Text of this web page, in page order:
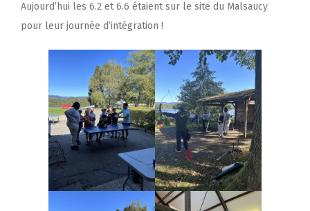
Aujourd’hui les 6.2 et 6.6 étaient sur le site du Malsaucy
pour leur journée d’intégration !